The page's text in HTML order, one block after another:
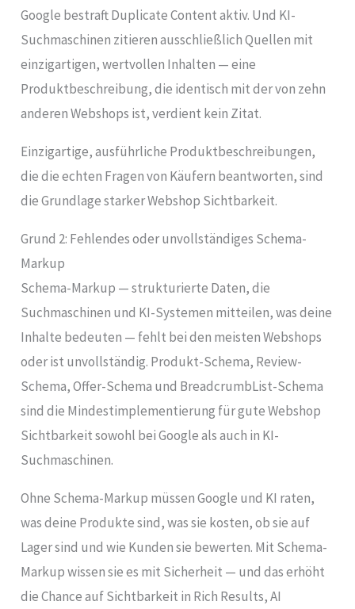
Google bestraft Duplicate Content aktiv. Und KI-
Suchmaschinen zitieren ausschließlich Quellen mit
einzigartigen, wertvollen Inhalten — eine
Produktbeschreibung, die identisch mit der von zehn
anderen Webshops ist, verdient kein Zitat.
Einzigartige, ausführliche Produktbeschreibungen,
die die echten Fragen von Käufern beantworten, sind
die Grundlage starker Webshop Sichtbarkeit.
Grund 2: Fehlendes oder unvollständiges Schema-
Markup
Schema-Markup — strukturierte Daten, die
Suchmaschinen und KI-Systemen mitteilen, was deine
Inhalte bedeuten — fehlt bei den meisten Webshops
oder ist unvollständig. Produkt-Schema, Review-
Schema, Offer-Schema und BreadcrumbList-Schema
sind die Mindestimplementierung für gute Webshop
Sichtbarkeit sowohl bei Google als auch in KI-
Suchmaschinen.
Ohne Schema-Markup müssen Google und KI raten,
was deine Produkte sind, was sie kosten, ob sie auf
Lager sind und wie Kunden sie bewerten. Mit Schema-
Markup wissen sie es mit Sicherheit — und das erhöht
die Chance auf Sichtbarkeit in Rich Results, AI